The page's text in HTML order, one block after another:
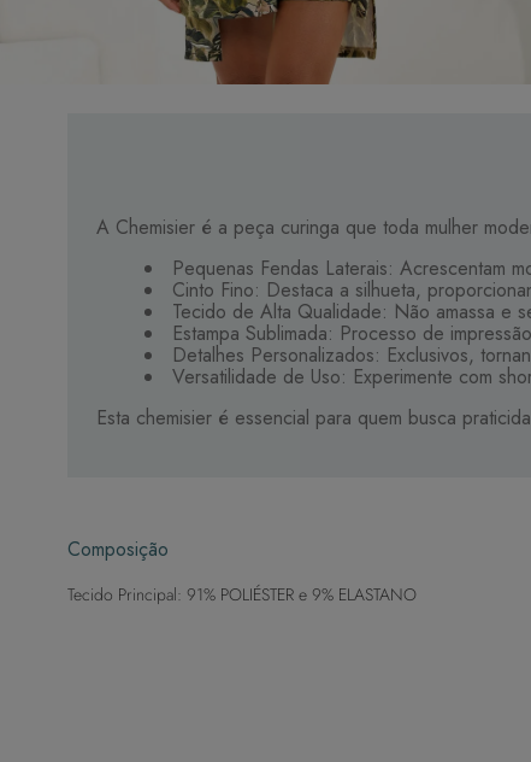
A Chemisier é a peça curinga que toda mulher
Pequenas Fendas Laterais: Acrescentam
Cinto Fino: Destaca a silhueta,
Tecido de Alta Qualidade: Não amassa e
Estampa Sublimada: Processo de
Detalhes Personalizados: Exclusivos,
Versatilidade de Uso: Experimente com
Esta chemisier é essencial para quem busca
Composição
Tecido Principal: 91% POLIÉSTER e 9% ELASTANO